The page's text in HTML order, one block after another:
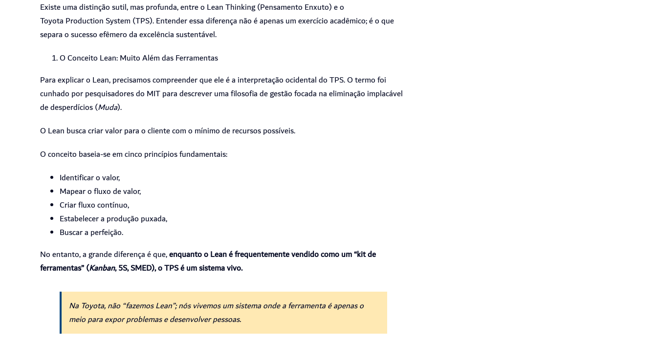
Existe uma distinção sutil, mas profunda, entre o Lean Thinking (Pensamento Enxuto) e o
Toyota Production System (TPS). Entender essa diferença não é apenas um exercício acadêmico; é o que
separa o sucesso efêmero da excelência sustentável.
O Conceito Lean: Muito Além das Ferramentas
Para explicar o Lean, precisamos compreender que ele é a interpretação ocidental do TPS. O termo foi
cunhado por pesquisadores do MIT para descrever uma filosofia de gestão focada na eliminação implacável
de desperdícios (Muda).
O Lean busca criar valor para o cliente com o mínimo de recursos possíveis.
O conceito baseia-se em cinco princípios fundamentais:
Identificar o valor,
Mapear o fluxo de valor,
Criar fluxo contínuo,
Estabelecer a produção puxada,
Buscar a perfeição.
No entanto, a grande diferença é que,enquanto o Lean é frequentemente vendido como um “kit de
ferramentas” (Kanban, 5S, SMED), o TPS é um sistema vivo.
Na Toyota, não “fazemos Lean”; nós vivemos um sistema onde a ferramenta é apenas o
meio para expor problemas e desenvolver pessoas.